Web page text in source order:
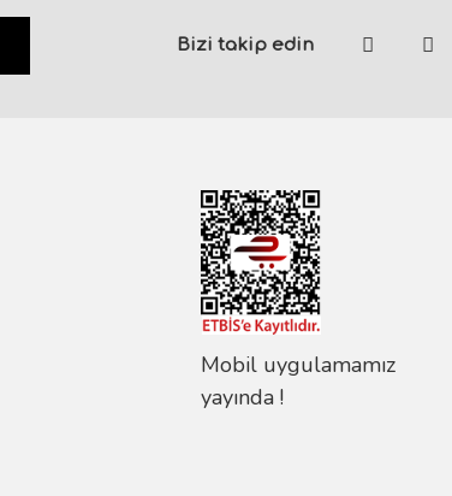
Bizi takip edin
Mobil uygulamamız
yayında !